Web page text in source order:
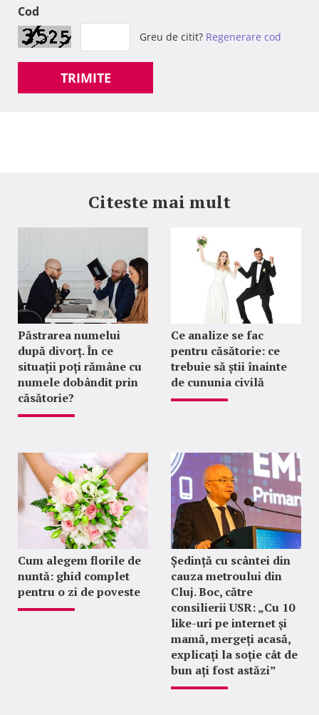
Cod
Greu de citit? Regenerare cod
TRIMITE
Citeste mai mult
Păstrarea numelui
după divorț. În ce
situații poți rămâne cu
numele dobândit prin
căsătorie?
Ce analize se fac
pentru căsătorie: ce
trebuie să știi înainte
de cununia civilă
Cum alegem florile de
nuntă: ghid complet
pentru o zi de poveste
Ședință cu scântei din
cauza metroului din
Cluj. Boc, către
consilierii USR: „Cu 10
like-uri pe internet și
mamă, mergeți acasă,
explicați la soție cât de
bun ați fost astăzi”